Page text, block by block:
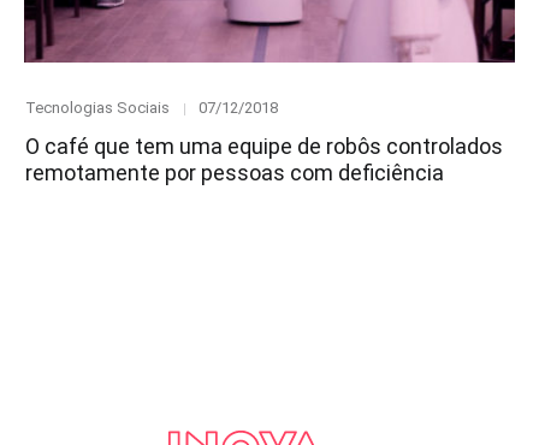
Category
Tecnologias Sociais
Posted
07/12/2018
O café que tem uma equipe de robôs controlados
remotamente por pessoas com deficiência